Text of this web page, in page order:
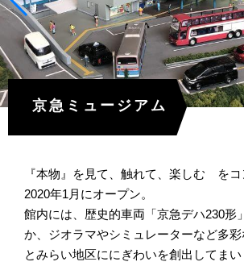
京急ミュージアム
『本物』を見て、触れて、楽しむ をコ
2020年1月にオープン。
館内には、歴史的車両「京急デハ230形
か、ジオラマやシミュレーターなど多
とみらい地区ににぎわいを創出してま